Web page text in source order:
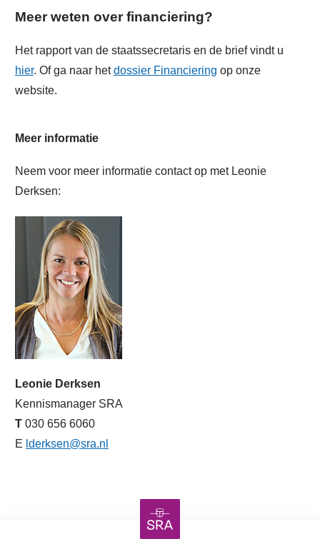
Meer weten over financiering?
Het rapport van de staatssecretaris en de brief vindt u
hier. Of ga naar hetdossier Financiering op onze
website.
Meer informatie
Neem voor meer informatie contact op met Leonie
Derksen:
Leonie Derksen
Kennismanager SRA
T 030 656 6060
E lderksen@sra.nl